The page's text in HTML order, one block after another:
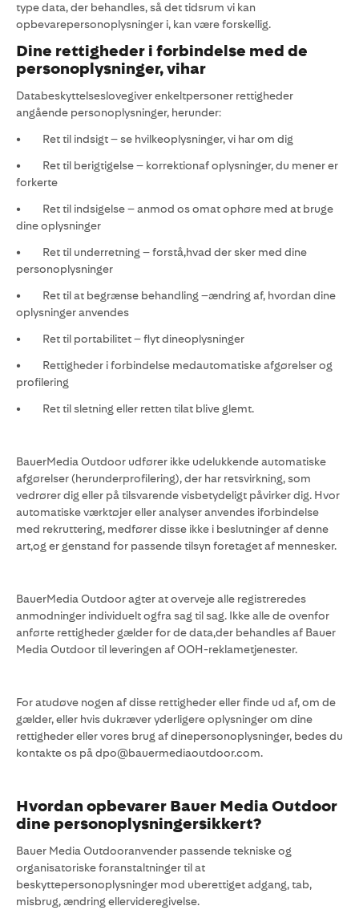
type data, der behandles, så det tidsrum vi kan
opbevarepersonoplysninger i, kan være forskellig.
Dine rettigheder i forbindelse med de
personoplysninger, vihar
Databeskyttelseslovegiver enkeltpersoner rettigheder
angående personoplysninger, herunder:
• Ret til indsigt – se hvilkeoplysninger, vi har om dig
• Ret til berigtigelse – korrektionaf oplysninger, du mener er
forkerte
• Ret til indsigelse – anmod os omat ophøre med at bruge
dine oplysninger
• Ret til underretning – forstå,hvad der sker med dine
personoplysninger
• Ret til at begrænse behandling –ændring af, hvordan dine
oplysninger anvendes
• Ret til portabilitet – flyt dineoplysninger
• Rettigheder i forbindelse medautomatiske afgørelser og
profilering
• Ret til sletning eller retten tilat blive glemt.
BauerMedia Outdoor udfører ikke udelukkende automatiske
afgørelser (herunderprofilering), der har retsvirkning, som
vedrører dig eller på tilsvarende visbetydeligt påvirker dig. Hvor
automatiske værktøjer eller analyser anvendes iforbindelse
med rekruttering, medfører disse ikke i beslutninger af denne
art,og er genstand for passende tilsyn foretaget af mennesker.
BauerMedia Outdoor agter at overveje alle registreredes
anmodninger individuelt ogfra sag til sag. Ikke alle de ovenfor
anførte rettigheder gælder for de data,der behandles af Bauer
Media Outdoor til leveringen af OOH-reklametjenester.
For atudøve nogen af disse rettigheder eller finde ud af, om de
gælder, eller hvis dukræver yderligere oplysninger om dine
rettigheder eller vores brug af dinepersonoplysninger, bedes du
kontakte os på dpo@bauermediaoutdoor.com.
Hvordan opbevarer Bauer Media Outdoor
dine personoplysningersikkert?
Bauer Media Outdooranvender passende tekniske og
organisatoriske foranstaltninger til at
beskyttepersonoplysninger mod uberettiget adgang, tab,
misbrug, ændring ellervideregivelse.